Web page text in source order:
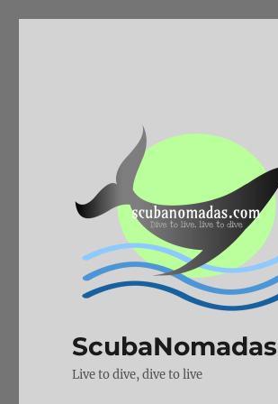
ScubaNomadas
Live to dive, dive to live